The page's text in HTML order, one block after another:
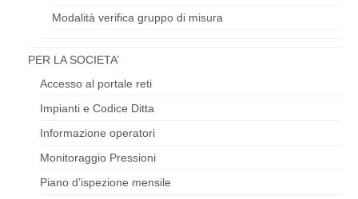
Modalità verifica gruppo di misura
PER LA SOCIETA’
Accesso al portale reti
Impianti e Codice Ditta
Informazione operatori
Monitoraggio Pressioni
Piano d’ispezione mensile